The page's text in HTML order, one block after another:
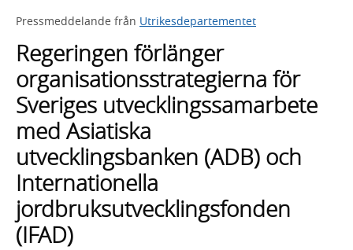
framträder
lista
med
sökförslag
Pressmeddelande från Utrikesdepartementet
Regeringen förlänger
organisationsstrategierna för
Sveriges utvecklingssamarbete
med Asiatiska
utvecklingsbanken (ADB) och
Internationella
jordbruksutvecklingsfonden
(IFAD)